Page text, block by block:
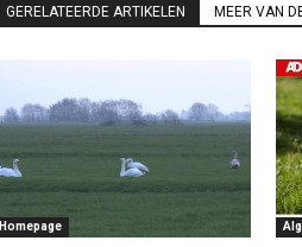
GERELATEERDE ARTIKELEN MEER VAN
Homepage